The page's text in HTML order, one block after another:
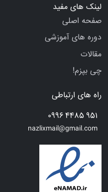
لینک های مفید
صفحه اصلی
دوره های آموزشی
مقالات
چی بپزم!
راه های ارتباطی
951 4485 0996
nazlixmail@gmail.com